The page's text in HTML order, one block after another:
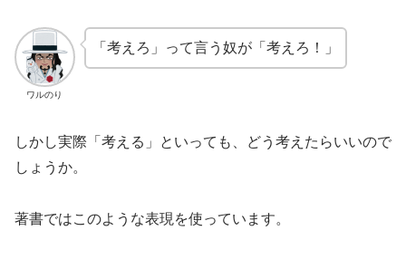
ワルのり
「考えろ」って言う奴が「考えろ！」
しかし実際「考える」といっても、どう考えたらいいので
しょうか。
著書ではこのような表現を使っています。